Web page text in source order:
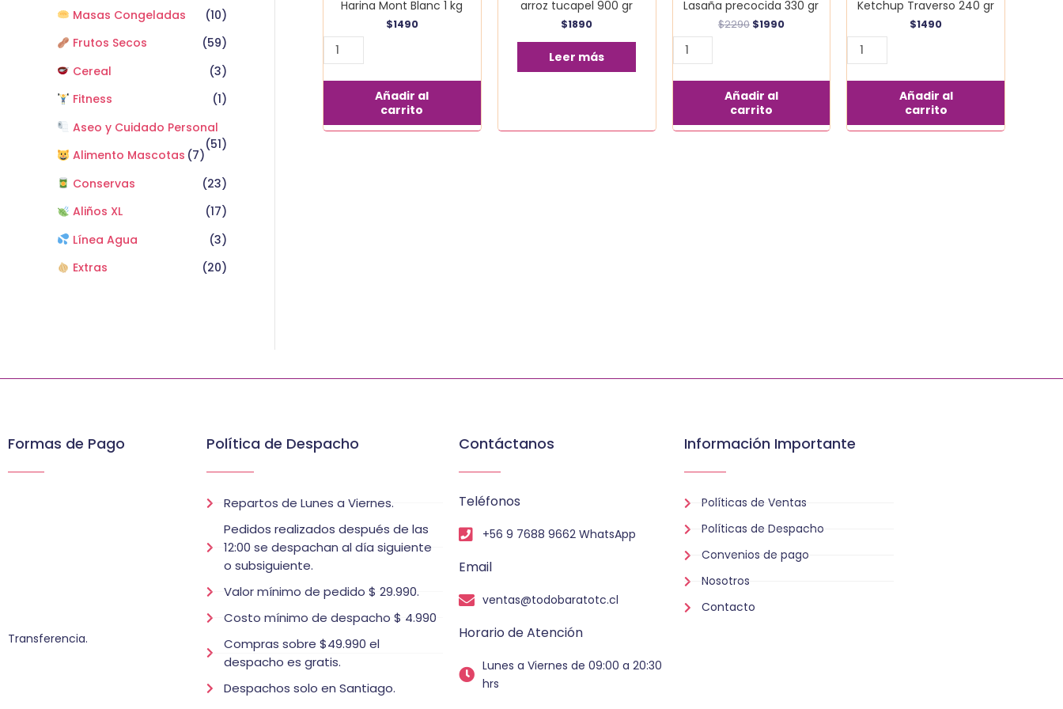
Masas Congeladas
(10)
Frutos Secos
(59)
Cereal
(3)
Fitness
(1)
Aseo y Cuidado Personal
(51)
Alimento Mascotas (7)
Conservas
(23)
Aliños XL
(17)
Línea Agua
(3)
Extras
(20)
Harina Mont Blanc 1 kg
$1490
Añadir al
carrito
arroz tucapel 900 gr
$1890
Leer más
Lasaña precocida 330 gr
$2290 $1990
Añadir al
carrito
Ketchup Traverso 240 gr
$1490
Añadir al
carrito
Formas de Pago
Transferencia.
Política de Despacho
Repartos de Lunes a Viernes.
Pedidos realizados después de las
12:00 se despachan al día siguiente
o subsiguiente.
Valor mínimo de pedido $ 29.990.
Costo mínimo de despacho $ 4.990
Compras sobre $49.990 el
despacho es gratis.
Despachos solo en Santiago.
Contáctanos
Teléfonos
+56 9 7688 9662 WhatsApp
Email
ventas@todobaratotc.cl
Horario de Atención
Lunes a Viernes de 09:00 a 20:30
hrs
Información Importante
Políticas de Ventas
Políticas de Despacho
Convenios de pago
Nosotros
Contacto